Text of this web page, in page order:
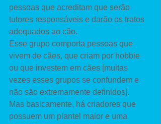
pessoas que acreditam que serão
tutores responsáveis e darão os tratos
adequados ao cão.
Esse grupo comporta pessoas que
vivem de cães, que criam por hobbie
ou que investem em cães [muitas
vezes esses grupos se confundem e
não são extremamente definidos].
Mas basicamente, há criadores que
possuem um plantel maior e uma